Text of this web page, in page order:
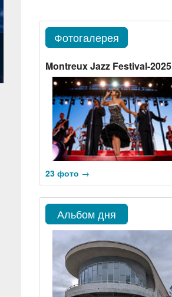
Фотогалерея
Montreux Jazz Festival-2025
23 фото →
Альбом дня